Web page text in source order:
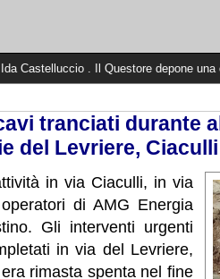
Il Questore depone una corona di
tranciati durante
del Levriere,
in via Ciaculli, in via
di AMG Energia
Gli interventi urgenti
in via del Levriere,
rimasta spenta nel fine